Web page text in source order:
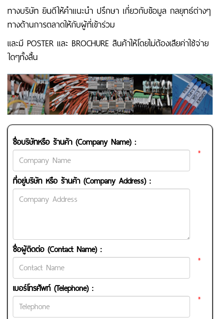
ทางบริษัท ยินดีให้คำแนะนำ ปรึกษา เกี่ยวกับข้อมูล กลยุทธ์ต่างๆ
ทางด้านการตลาดให้กับผู้ที่เข้าร่วม
และมี POSTER และ BROCHURE สินค้าให้โดยไม่ต้องเสียค่าใช้จ่าย
ใดๆทั้งสิ้น
ชื่อบริษัทหรือ ร้านค้า (Company Name) :
*
ที่อยู่บริษัท หรือ ร้านค้า (Company Address) :
ชื่อผู้ติดต่อ (Contact Name) :
*
เบอร์โทรศัพท์ (Telephone) :
*